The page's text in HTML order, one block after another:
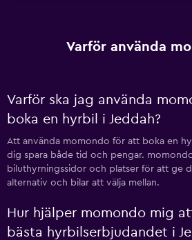
Varför använda
Varför ska jag använda
boka en hyrbil i Jeddah?
Att använda momondo för att boka en
dig spara både tid och pengar.
biluthyrningssidor och platser för att ge
alternativ och bilar att välja mellan.
Hur hjälper momondo mig
bästa hyrbilserbjudandet i